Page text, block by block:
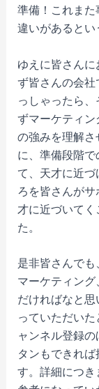
準備！これま
違いがあるとい
ゆえに皆さん
ず皆さんの会
っしゃったら
ずマーケティ
の強みを理解
に、準備段階
て、天才に近
ろを皆さんが
才に近づいて
た。
是非皆さんでも
マーケティン
だければなと
っていただい
ャンネル登録
タンもできれ
す。詳細につ